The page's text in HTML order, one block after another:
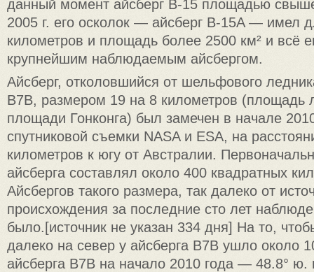
данный момент айсберг B-15 площадью
2005 г. его осколок — айсберг B-15A — имел
километров и площадь более 2500 км² и всё
крупнейшим наблюдаемым айсбергом.
Айсберг, отколовшийся от шельфового
B7B, размером 19 на 8 километров (площадь
площади Гонконга) был замечен в начале
спутниковой съемки NASA и ESA, на
километров к югу от Австралии.
айсберга составлял около 400 квадратных
Айсбергов такого размера, так далеко от
происхождения за последние сто лет
было.[источник не указан 334 дня] На то,
далеко на север у айсберга B7B ушло около
айсберга B7B на начало 2010 года — 48.8°